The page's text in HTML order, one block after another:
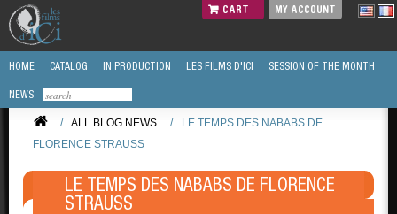
CART MY ACCOUNT
HOME CATALOG IN PRODUCTION LES FILMS D'ICI SESSION OF THE MONTH
NEWS
/ ALL BLOG NEWS /
LE TEMPS DES NABABS DE
FLORENCE STRAUSS
LE TEMPS DES NABABS DE FLORENCE
STRAUSS